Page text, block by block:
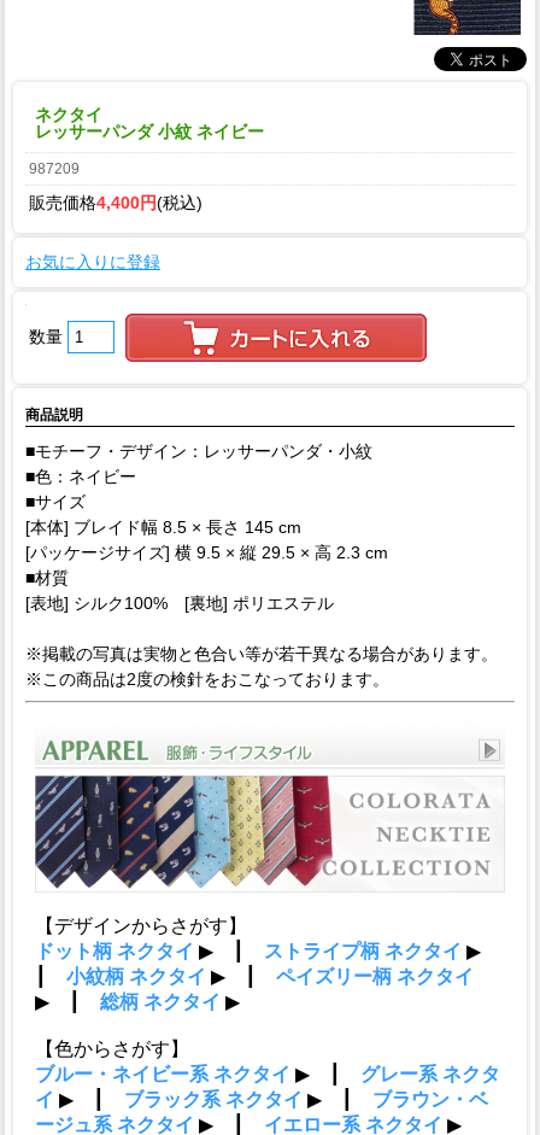
ネクタイ
レッサーパンダ 小紋 ネイビー
987209
販売価格4,400円(税込)
お気に入りに登録
数量
商品説明
■モチーフ・デザイン：レッサーパンダ・小紋
■色：ネイビー
■サイズ
[本体] ブレイド幅 8.5 × 長さ 145 cm
[パッケージサイズ] 横 9.5 × 縦 29.5 × 高 2.3 cm
■材質
[表地] シルク100% [裏地] ポリエステル
※掲載の写真は実物と色合い等が若干異なる場合があります。
※この商品は2度の検針をおこなっております。